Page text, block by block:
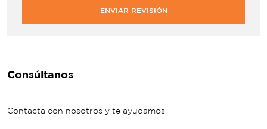
ENVIAR REVISIÓN
Consúltanos
Contacta con nosotros y te ayudamos